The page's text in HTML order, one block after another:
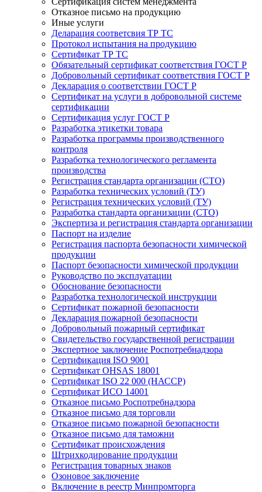
Отказное письмо на продукцию
Иные услуги
Деларация соответсвия ТР ТС
Протокол испытания на продукцию
Сертификат ТР ТС
Обязательный сертификат соответствия ГОСТ Р
Добровольный сертификат соответствия ГОСТ Р
Декларация о соответствии ГОСТ Р
Сертификат на услуги в добровольной системе
сертификации
Сертификация услуг ГОСТ Р
Разработка этикетки товара
Разработка программы производственного
контроля
Разработка технологического регламента
производства
Регистрация стандарта организации (СТО)
Разработка технических условий (ТУ)
Регистрация технических условий (ТУ)
Разработка стандарта организации (СТО)
Экспертиза и регистрация стандарта организации
Паспорт на изделие
Регистрация паспорта безопасности химической
продукции
Паспорт безопасности химической продукции
Руководство по эксплуатации
Обоснование безопасности
Разработка технологической инструкции
Сертификат пожарной безопасности
Декларация пожарной безопасности
Добровольный пожарный сертификат
Свидетельство государственной регистрации
Экспертное заключение Роспотребнадзора
Сертификация ISO 9001
Сертификат OHSAS 18001
Сертификат ISO 22 000 (НАССР)
Сертификат ИСО 14001
Отказное письмо Роспотребнадзора
Отказное письмо для торговли
Отказное письмо пожарной безопасности
Отказное письмо для таможни
Сертификат происхождения
Штрихкодирование продукции
Регистрация товарных знаков
Озоновое заключение
Включение в реестр Минпромторга